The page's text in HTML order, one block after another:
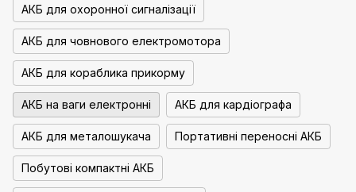
АКБ для охоронної сигналізації
АКБ для човнового електромотора
АКБ для кораблика прикорму
АКБ на ваги електронні АКБ для кардіографа
АКБ для металошукача Портативні переносні АКБ
Побутові компактні АКБ